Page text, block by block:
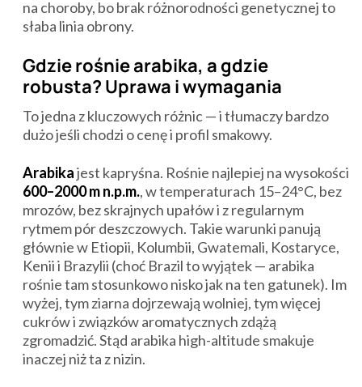
na choroby, bo brak różnorodności genetycznej to
słaba linia obrony.
Gdzie rośnie arabika, a gdzie
robusta? Uprawa i wymagania
To jedna z kluczowych różnic — i tłumaczy bardzo
dużo jeśli chodzi o cenę i profil smakowy.
Arabikajest kapryśna. Rośnie najlepiej na wysokości
600–2000 m n.p.m., w temperaturach 15–24°C, bez
mrozów, bez skrajnych upałów i z regularnym
rytmem pór deszczowych. Takie warunki panują
głównie w Etiopii, Kolumbii, Gwatemali, Kostaryce,
Kenii i Brazylii (choć Brazil to wyjątek — arabika
rośnie tam stosunkowo nisko jak na ten gatunek). Im
wyżej, tym ziarna dojrzewają wolniej, tym więcej
cukrów i związków aromatycznych zdążą
zgromadzić. Stąd arabika high-altitude smakuje
inaczej niż ta z nizin.